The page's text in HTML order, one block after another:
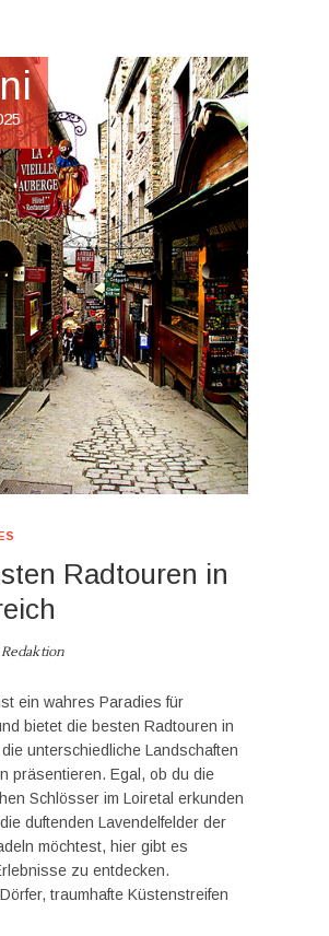
Radtouren in
Redaktion
ein wahres Paradies für
bietet die besten Radtouren in
unterschiedliche Landschaften
präsentieren. Egal, ob du die
Schlösser im Loiretal erkunden
duftenden Lavendelfelder der
möchtest, hier gibt es
zu entdecken.
traumhafte Küstenstreifen